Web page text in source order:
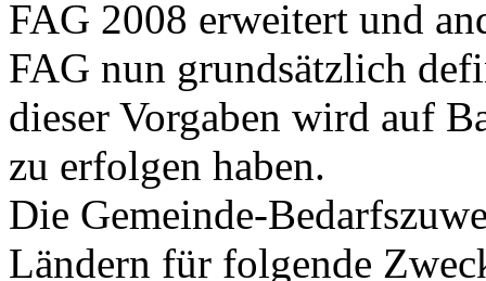
FAG 2008 erweitert und
FAG nun grundsätzlich
dieser Vorgaben wird auf
zu erfolgen haben.
Die Gemeinde-
Ländern für folgende